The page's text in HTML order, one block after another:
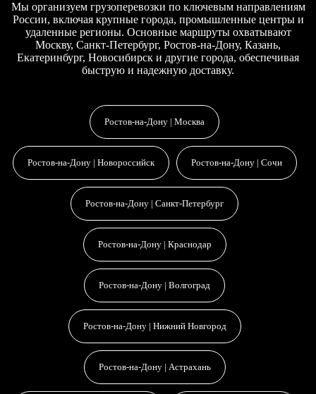
Мы организуем грузоперевозки по ключевым направлениям
России, включая крупные города, промышленные центры и
удаленные регионы. Основные маршруты охватывают
Москву, Санкт-Петербург, Ростов-на-Дону, Казань,
Екатеринбург, Новосибирск и другие города, обеспечивая
быструю и надежную доставку.
Ростов-на-Дону | Москва
Ростов-на-Дону | Новороссийск Ростов-на-Дону | Сочи
Ростов-на-Дону | Санкт-Петербург
Ростов-на-Дону | Краснодар
Ростов-на-Дону | Волгоград
Ростов-на-Дону | Нижний Новгород
Ростов-на-Дону | Астрахань